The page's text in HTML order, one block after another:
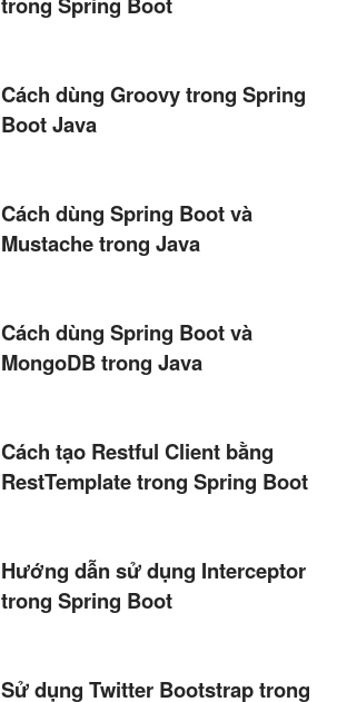
Cách dùng Groovy trong Spring
Boot Java
Cách dùng Spring Boot và
Mustache trong Java
Cách dùng Spring Boot và
MongoDB trong Java
Cách tạo Restful Client bằng
RestTemplate trong Spring Boot
Hướng dẫn sử dụng Interceptor
trong Spring Boot
Sử dụng Twitter Bootstrap trong